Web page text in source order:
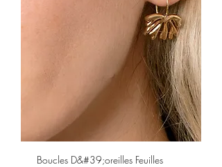
Boucles D&#39;oreilles Feuilles